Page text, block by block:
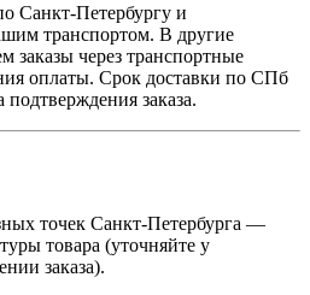
Санкт-Петербургу и
транспортом. В другие
заказы через транспортные
оплаты. Срок доставки по СПб
подтверждения заказа.
точек Санкт-Петербурга —
товара (уточняйте у
заказа).